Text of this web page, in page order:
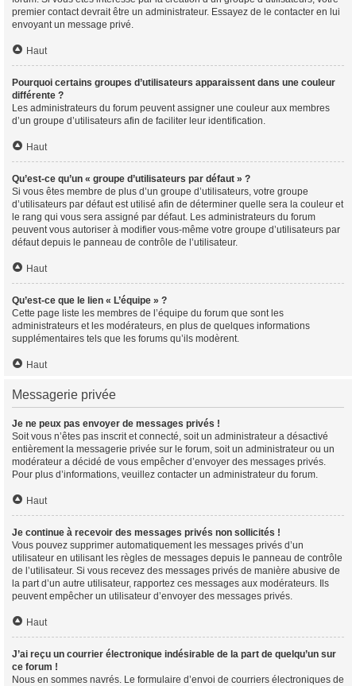
premier contact devrait être un administrateur. Essayez de le contacter en lui
envoyant un message privé.
Haut
Pourquoi certains groupes d’utilisateurs apparaissent dans une couleur
différente ?
Les administrateurs du forum peuvent assigner une couleur aux membres
d’un groupe d’utilisateurs afin de faciliter leur identification.
Haut
Qu’est-ce qu’un « groupe d’utilisateurs par défaut » ?
Si vous êtes membre de plus d’un groupe d’utilisateurs, votre groupe
d’utilisateurs par défaut est utilisé afin de déterminer quelle sera la couleur et
le rang qui vous sera assigné par défaut. Les administrateurs du forum
peuvent vous autoriser à modifier vous-même votre groupe d’utilisateurs par
défaut depuis le panneau de contrôle de l’utilisateur.
Haut
Qu’est-ce que le lien « L’équipe » ?
Cette page liste les membres de l’équipe du forum que sont les
administrateurs et les modérateurs, en plus de quelques informations
supplémentaires tels que les forums qu’ils modèrent.
Haut
Messagerie privée
Je ne peux pas envoyer de messages privés !
Soit vous n’êtes pas inscrit et connecté, soit un administrateur a désactivé
entièrement la messagerie privée sur le forum, soit un administrateur ou un
modérateur a décidé de vous empêcher d’envoyer des messages privés.
Pour plus d’informations, veuillez contacter un administrateur du forum.
Haut
Je continue à recevoir des messages privés non sollicités !
Vous pouvez supprimer automatiquement les messages privés d’un
utilisateur en utilisant les règles de messages depuis le panneau de contrôle
de l’utilisateur. Si vous recevez des messages privés de manière abusive de
la part d’un autre utilisateur, rapportez ces messages aux modérateurs. Ils
peuvent empêcher un utilisateur d’envoyer des messages privés.
Haut
J’ai reçu un courrier électronique indésirable de la part de quelqu’un sur
ce forum !
Nous en sommes navrés. Le formulaire d’envoi de courriers électroniques de